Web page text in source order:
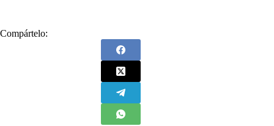
Compártelo: